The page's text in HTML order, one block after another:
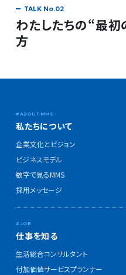
わたしたちの“最初
方
私たちについて
企業文化とビジョン
ビジネスモデル
数字で見るMMS
採用メッセージ
仕事を知る
生活総合コンサルタント
付加価値サービスプランナー